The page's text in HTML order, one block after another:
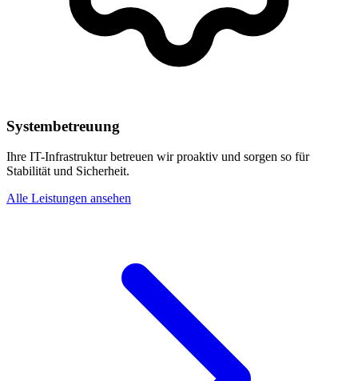
Systembetreuung
Ihre IT-Infrastruktur betreuen wir proaktiv und sorgen so für
Stabilität und Sicherheit.
Alle Leistungen ansehen